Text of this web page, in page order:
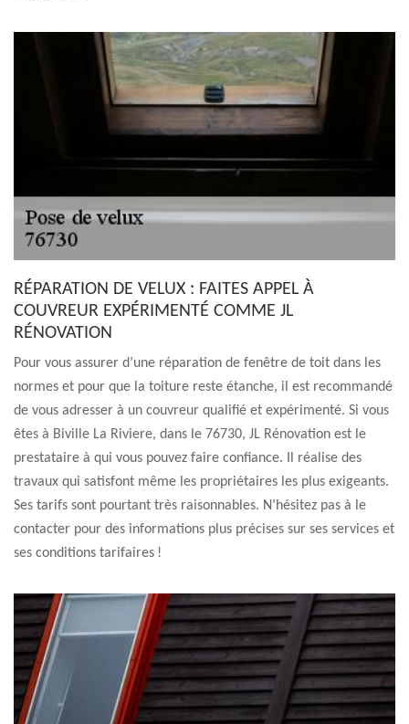
RÉPARATION DE VELUX : FAITES APPEL À
COUVREUR EXPÉRIMENTÉ COMME JL
RÉNOVATION
Pour vous assurer d’une réparation de fenêtre de toit dans les
normes et pour que la toiture reste étanche, il est recommandé
de vous adresser à un couvreur qualifié et expérimenté. Si vous
êtes à Biville La Riviere, dans le 76730, JL Rénovation est le
prestataire à qui vous pouvez faire confiance. Il réalise des
travaux qui satisfont même les propriétaires les plus exigeants.
Ses tarifs sont pourtant très raisonnables. N’hésitez pas à le
contacter pour des informations plus précises sur ses services et
ses conditions tarifaires !